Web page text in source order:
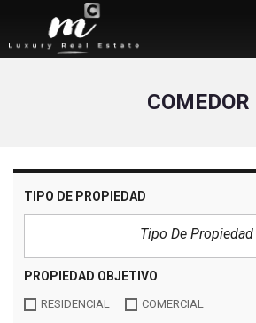
COMEDOR
TIPO DE PROPIEDAD
Tipo De Propiedad
PROPIEDAD OBJETIVO
RESIDENCIAL COMERCIAL